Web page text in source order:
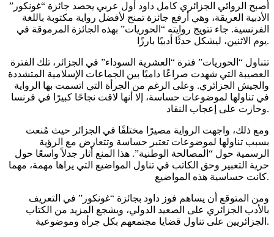
أصبح الروائي الجزائري كامل داود أول عربي يحصد جائزة “غونكور”
الأدبية العريقة، وهي أرفع جائزة تمنح لأفضل رواية مكتوبة باللغة
الفرنسية. جاء تتويج روايته “الحوريات” بهذه الجائزة المرموقة في
يوم الاثنين، ليشكل حدثًا أدبيًا بارزًا.
تتناول “الحوريات” فترة “العشرية السوداء” في الجزائر، تلك الفترة
العصيبة التي شهدت صراعًا داميًا بين الجماعات الإسلامية المتشددة
والجيش الجزائري. وعلى الرغم من الجرأة التي اتسمت بها الرواية
في تناولها لموضوعات حساسة، إلا أنها لاقت نجاحًا كبيرًا في فرنسا
وحازت على إعجاب النقاد.
ومع ذلك، واجهت الرواية مصيرًا مختلفًا في الجزائر حيث مُنعت
بسبب تناولها لموضوعات تعتبر حساسة وتتعارض مع الرؤية
الرسمية حول “المصالحة الوطنية”. هذا المنع أثار جدلاً واسعًا حول
حرية التعبير وحق الكاتب في تناول المواضيع التي يراها مهمة، مهما
كانت حساسية هذه المواضيع.
ومن المتوقع أن يساهم فوز داود بجائزة “غونكور” في التعريف
بالأدب الجزائري على الصعيد الدولي، ويشجع المزيد من الكتاب
الجزائريين على تناول قضايا مجتمعهم بكل جرأة وموضوعية.